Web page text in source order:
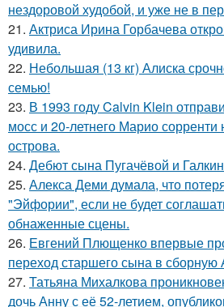
нездоровой худобой, и уже не в
21. Актриса Ирина Горбачева
удивила.
22. Небольшая (13 кг) Алиска
семью!
23. В 1993 году Calvin Klein
мосс и 20-летнего Марио сорренти
острова.
24. Дебют сына Пугачёвой и
25. Алекса Деми думала, что
"Эйфории", если не будет
обнаженные сцены.
26. Евгений Плющенко впервые
переход старшего сына в сборную
27. Татьяна Михалкова
дочь Анну с её 52-летием,